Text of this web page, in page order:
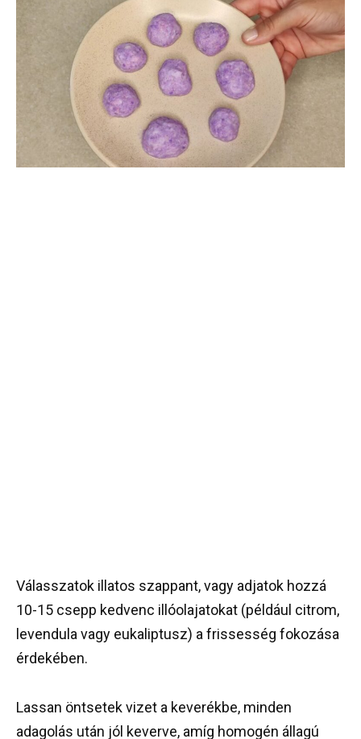
Válasszatok illatos szappant, vagy adjatok hozzá
10-15 csepp kedvenc illóolajatokat (például citrom,
levendula vagy eukaliptusz) a frissesség fokozása
érdekében.
Lassan öntsetek vizet a keverékbe, minden
adagolás után jól keverve, amíg homogén állagú